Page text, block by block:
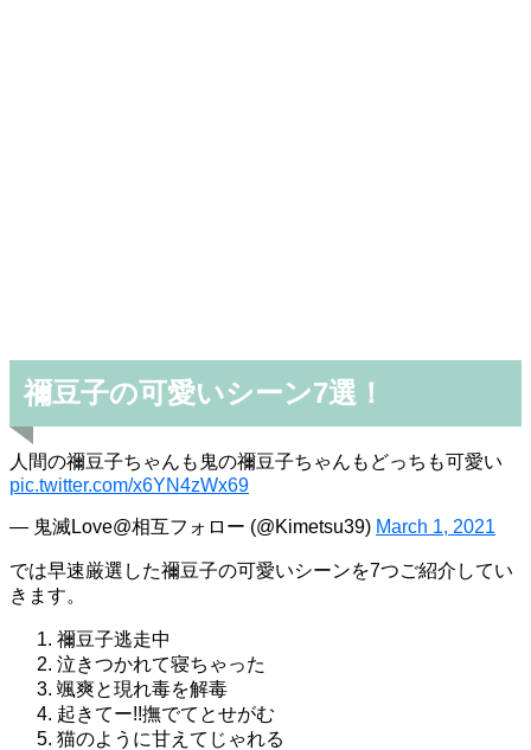
禰豆子の可愛いシーン7選！
人間の禰豆子ちゃんも鬼の禰豆子ちゃんもどっちも可愛い
pic.twitter.com/x6YN4zWx69
— 鬼滅Love@相互フォロー (@Kimetsu39) March 1, 2021
では早速厳選した禰豆子の可愛いシーンを7つご紹介してい
きます。
禰豆子逃走中
泣きつかれて寝ちゃった
颯爽と現れ毒を解毒
起きてー!!撫でてとせがむ
猫のように甘えてじゃれる